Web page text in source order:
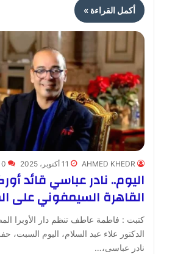
أكمل القراءة »
AHMED KHEDR 11 أكتوبر، 2025 0
اليوم.. نادر عباسي قائد
القاهرة السيمفوني على
كتبت : فاطمة عاطف تنظم دار الأوبرا
الدكتور علاء عبد السلام، اليوم السبت،
نادر عباسى،…